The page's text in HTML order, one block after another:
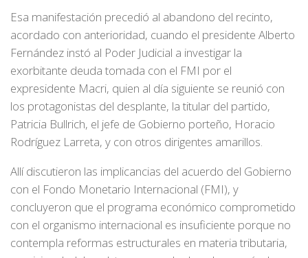
Esa manifestación precedió al abandono del recinto,
acordado con anterioridad, cuando el presidente Alberto
Fernández instó al Poder Judicial a investigar la
exorbitante deuda tomada con el FMI por el
expresidente Macri, quien al día siguiente se reunió con
los protagonistas del desplante, la titular del partido,
Patricia Bullrich, el jefe de Gobierno porteño, Horacio
Rodríguez Larreta, y con otros dirigentes amarillos.
Allí discutieron las implicancias del acuerdo del Gobierno
con el Fondo Monetario Internacional (FMI), y
concluyeron que el programa económico comprometido
con el organismo internacional es insuficiente porque no
contempla reformas estructurales en materia tributaria,